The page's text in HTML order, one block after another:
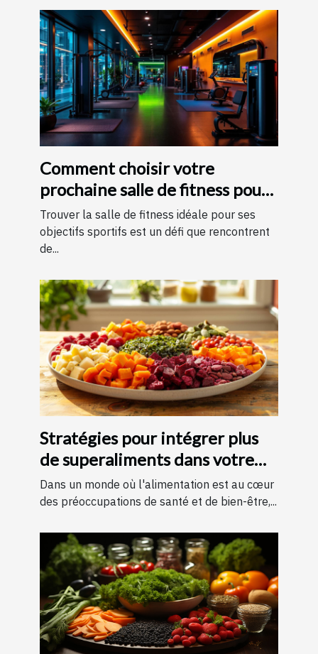
Comment choisir votre
prochaine salle de fitness pour
un entraînement optimal ?
Trouver la salle de fitness idéale pour ses
objectifs sportifs est un défi que rencontrent
de...
Stratégies pour intégrer plus
de superaliments dans votre
quotidien
Dans un monde où l'alimentation est au cœur
des préoccupations de santé et de bien-être,...